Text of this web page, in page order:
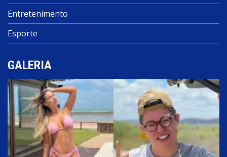
Entretenimento
Esporte
GALERIA